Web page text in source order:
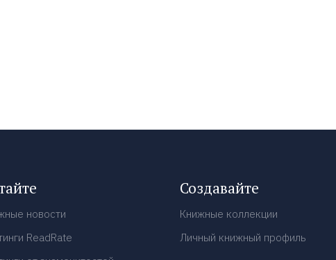
новости
ReadRate
Создавайте
Книжные коллекции
Личный книжный профиль